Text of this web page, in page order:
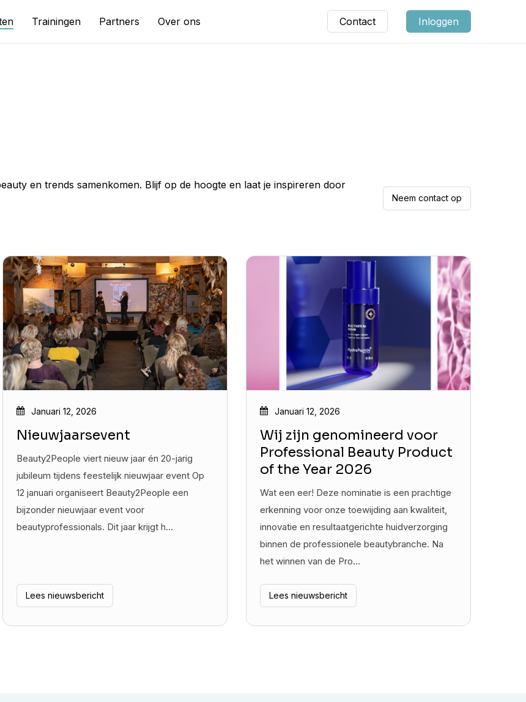
Trainingen Partners Over ons Contact Inloggen
en trends samenkomen. Blijf op de hoogte en laat je inspireren door
Neem contact op
Januari 12, 2026
Nieuwjaarsevent
Beauty2People viert nieuw jaar én 20-jarig
jubileum tijdens feestelijk nieuwjaar event Op
12 januari organiseert Beauty2People een
bijzonder nieuwjaar event voor
beautyprofessionals. Dit jaar krijgt h…
Lees nieuwsbericht
Januari 12, 2026
Wij zijn genomineerd voor
Professional Beauty Product
of the Year 2026
Wat een eer! Deze nominatie is een prachtige
erkenning voor onze toewijding aan kwaliteit,
innovatie en resultaatgerichte huidverzorging
binnen de professionele beautybranche. Na
het winnen van de Pro…
Lees nieuwsbericht